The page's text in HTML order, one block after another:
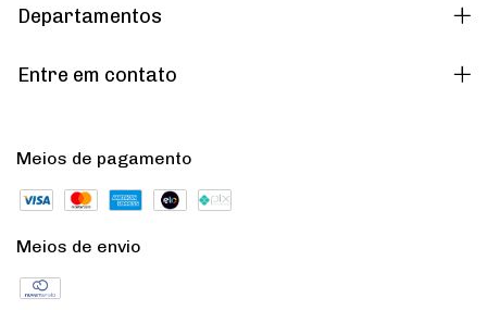
Departamentos
Entre em contato
Meios de pagamento
Meios de envio